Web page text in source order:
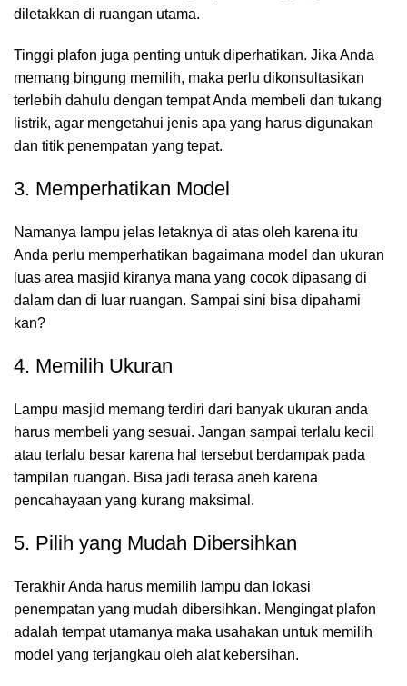
diletakkan di ruangan utama.
Tinggi plafon juga penting untuk diperhatikan. Jika Anda
memang bingung memilih, maka perlu dikonsultasikan
terlebih dahulu dengan tempat Anda membeli dan tukang
listrik, agar mengetahui jenis apa yang harus digunakan
dan titik penempatan yang tepat.
3. Memperhatikan Model
Namanya lampu jelas letaknya di atas oleh karena itu
Anda perlu memperhatikan bagaimana model dan ukuran
luas area masjid kiranya mana yang cocok dipasang di
dalam dan di luar ruangan. Sampai sini bisa dipahami
kan?
4. Memilih Ukuran
Lampu masjid memang terdiri dari banyak ukuran anda
harus membeli yang sesuai. Jangan sampai terlalu kecil
atau terlalu besar karena hal tersebut berdampak pada
tampilan ruangan. Bisa jadi terasa aneh karena
pencahayaan yang kurang maksimal.
5. Pilih yang Mudah Dibersihkan
Terakhir Anda harus memilih lampu dan lokasi
penempatan yang mudah dibersihkan. Mengingat plafon
adalah tempat utamanya maka usahakan untuk memilih
model yang terjangkau oleh alat kebersihan.